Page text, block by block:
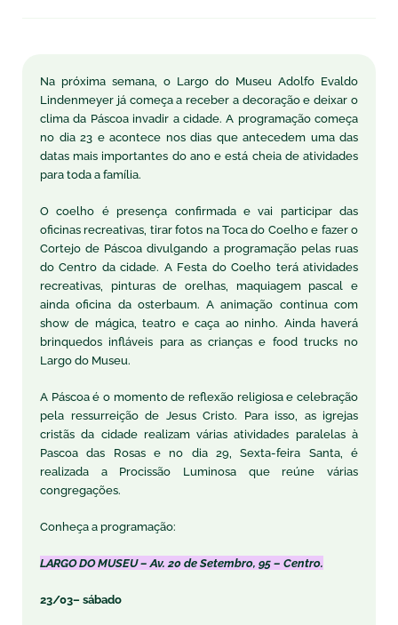
Na próxima semana, o Largo do Museu Adolfo Evaldo
Lindenmeyer já começa a receber a decoração e deixar o
clima da Páscoa invadir a cidade. A programação começa
no dia 23 e acontece nos dias que antecedem uma das
datas mais importantes do ano e está cheia de atividades
para toda a família.
O coelho é presença confirmada e vai participar das
oficinas recreativas, tirar fotos na Toca do Coelho e fazer o
Cortejo de Páscoa divulgando a programação pelas ruas
do Centro da cidade. A Festa do Coelho terá atividades
recreativas, pinturas de orelhas, maquiagem pascal e
ainda oficina da osterbaum. A animação continua com
show de mágica, teatro e caça ao ninho. Ainda haverá
brinquedos infláveis para as crianças e food trucks no
Largo do Museu.
A Páscoa é o momento de reflexão religiosa e celebração
pela ressurreição de Jesus Cristo. Para isso, as igrejas
cristãs da cidade realizam várias atividades paralelas à
Pascoa das Rosas e no dia 29, Sexta-feira Santa, é
realizada a Procissão Luminosa que reúne várias
congregações.
Conheça a programação:
LARGO DO MUSEU – Av. 20 de Setembro, 95 – Centro.
23/03– sábado